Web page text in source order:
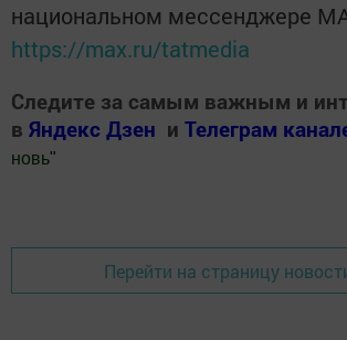
национальном мессенджере
https://max.ru/tatmedia
Следите за самым важным и
в Яндекс Дзен и Телеграм
новь"
Перейти на страницу